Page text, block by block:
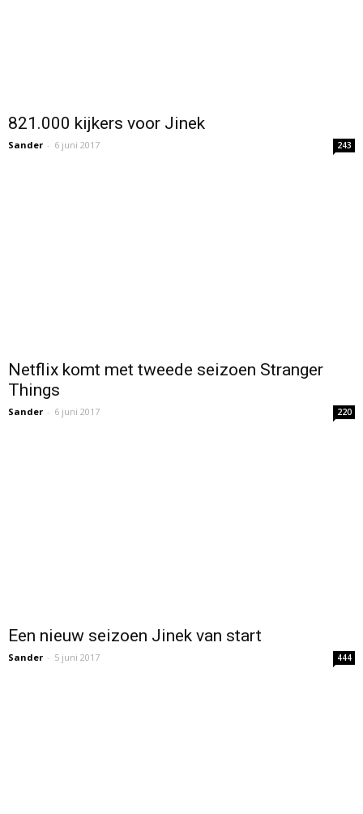
821.000 kijkers voor Jinek
Sander - 6 juni 2017 243
Netflix komt met tweede seizoen Stranger
Things
Sander - 6 juni 2017 220
Een nieuw seizoen Jinek van start
Sander - 5 juni 2017 444